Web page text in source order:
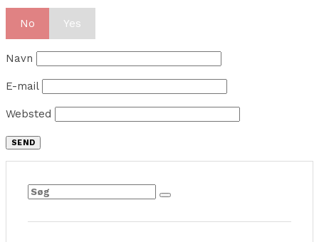
No Yes
Navn
E-mail
Websted